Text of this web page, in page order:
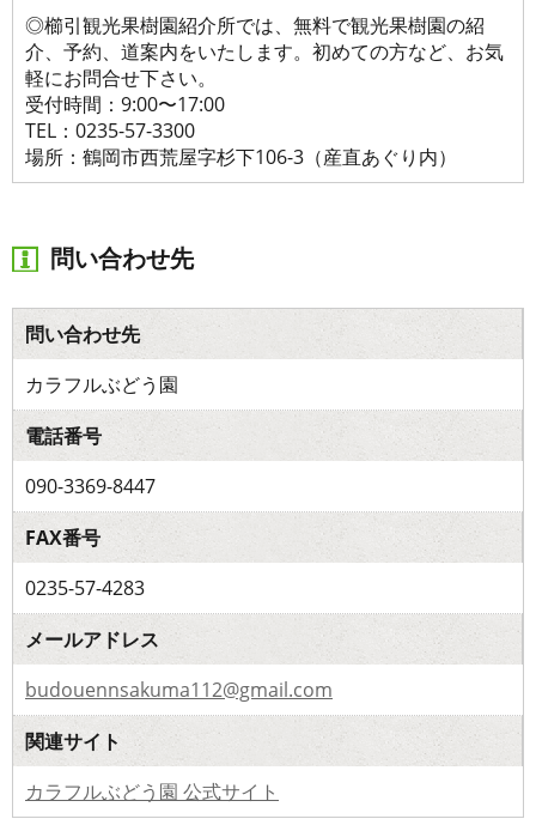
◎櫛引観光果樹園紹介所では、無料で観光果樹園の紹
介、予約、道案内をいたします。初めての方など、お気
軽にお問合せ下さい。
受付時間：9:00〜17:00
TEL：0235-57-3300
場所：鶴岡市西荒屋字杉下106-3（産直あぐり内）
問い合わせ先
問い合わせ先
カラフルぶどう園
電話番号
090-3369-8447
FAX番号
0235-57-4283
メールアドレス
budouennsakuma112@gmail.com
関連サイト
カラフルぶどう園 公式サイト